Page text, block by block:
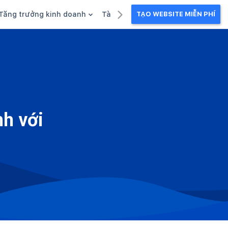
trưởng kinh doanh Tài liệu kinh doanhTẠO WEBSITE MIỄN PHÍ
với